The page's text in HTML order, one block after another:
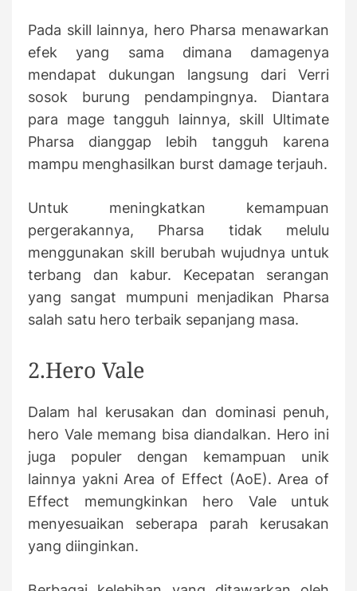
Pada skill lainnya, hero Pharsa menawarkan
efek yang sama dimana damagenya
mendapat dukungan langsung dari Verri
sosok burung pendampingnya. Diantara
para mage tangguh lainnya, skill Ultimate
Pharsa dianggap lebih tangguh karena
mampu menghasilkan burst damage terjauh.
Untuk meningkatkan kemampuan
pergerakannya, Pharsa tidak melulu
menggunakan skill berubah wujudnya untuk
terbang dan kabur. Kecepatan serangan
yang sangat mumpuni menjadikan Pharsa
salah satu hero terbaik sepanjang masa.
2.Hero Vale
Dalam hal kerusakan dan dominasi penuh,
hero Vale memang bisa diandalkan. Hero ini
juga populer dengan kemampuan unik
lainnya yakni Area of Effect (AoE). Area of
Effect memungkinkan hero Vale untuk
menyesuaikan seberapa parah kerusakan
yang diinginkan.